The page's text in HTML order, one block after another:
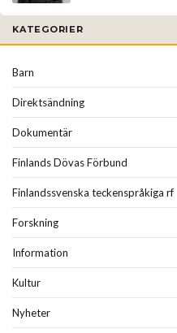
KATEGORIER
Barn
Direktsändning
Dokumentär
Finlands Dövas Förbund
Finlandssvenska teckenspråkiga rf
Forskning
Information
Kultur
Nyheter